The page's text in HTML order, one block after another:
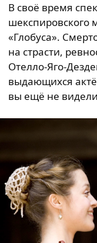
В своё время
шекспировского
«Глобуса».
на страсти,
Отелло-Яго-
выдающихся
вы ещё не